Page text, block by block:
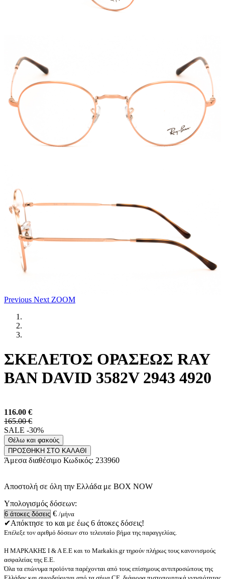
Previous Next ZOOM
ΣΚΕΛΕΤΟΣ ΟΡΑΣΕΩΣ RAY
BAN DAVID 3582V 2943 4920
116.00 €
165.00 €
SALE -30%
Θέλω και φακούς
ΠΡΟΣΘΗΚΗ ΣΤΟ ΚΑΛΑΘΙ
Άμεσα διαθέσιμο Κωδικός: 233960
Αποστολή σε όλη την Ελλάδα με BOX NOW
Υπολογισμός δόσεων:
€ /μήνα
✔Απόκτησε το και με έως 6 άτοκες δόσεις!
Επέλεξε τον αριθμό δόσεων στο τελευταίο βήμα της παραγγελίας.
Η ΜΑΡΚΑΚΗΣ Ι & Α Ε.Ε και το Markakis.gr τηρούν πλήρως τους κανονισμούς
ασφαλείας της Ε.Ε.
Όλα τα επώνυμα προϊόντα παρέχονται από τους επίσημους αντιπροσώπους της